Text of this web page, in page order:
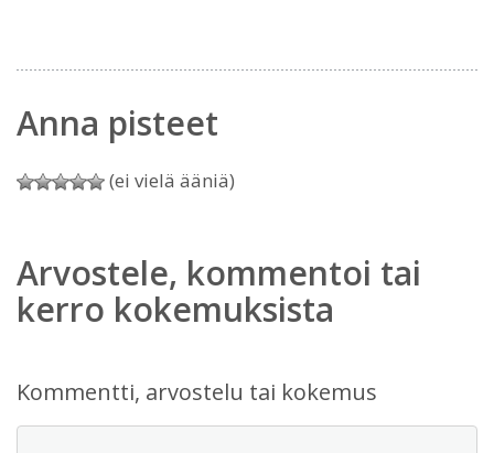
Anna pisteet
(ei vielä ääniä)
Arvostele, kommentoi tai
kerro kokemuksista
Kommentti, arvostelu tai kokemus